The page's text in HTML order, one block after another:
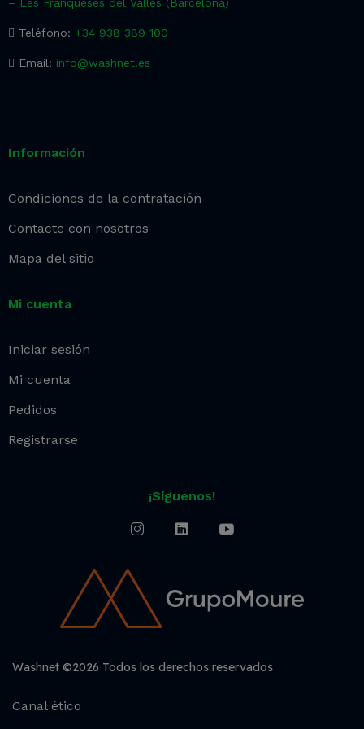
Teléfono: +34 938 389 100
Email: info@washnet.es
Información
Condiciones de la contratación
Contacte con nosotros
Mapa del sitio
Mi cuenta
Iniciar sesión
Mi cuenta
Pedidos
Registrarse
¡Síguenos!
Washnet ©2026 Todos los derechos reservados
Canal ético